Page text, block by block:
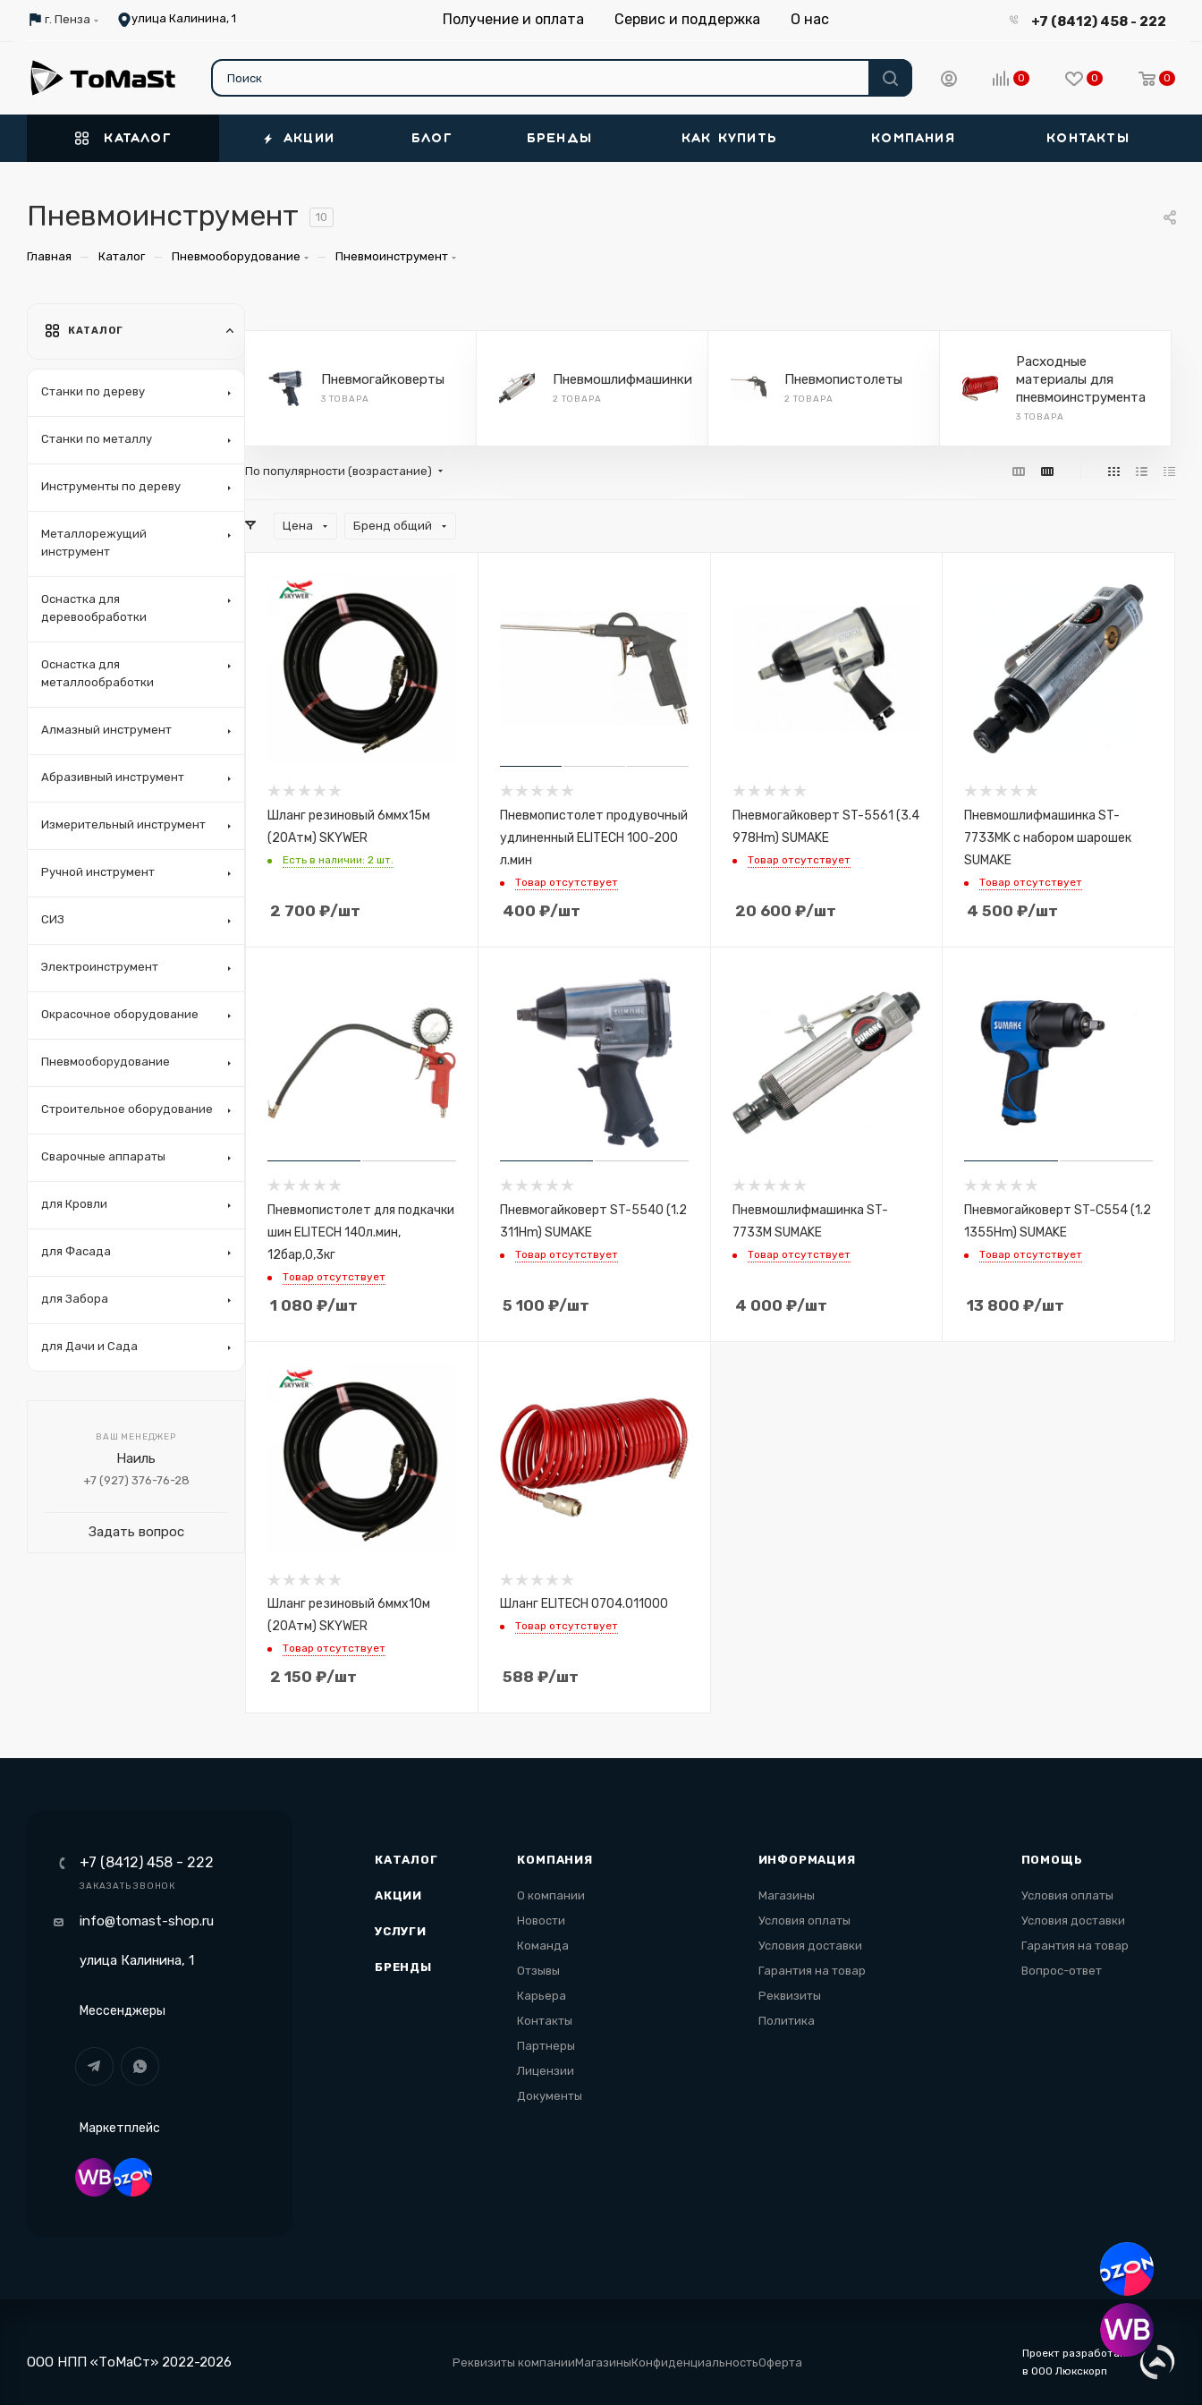
г. Пенза улица Калинина, 1 Получение и оплата Сервис и поддержка О нас +7 (8412) 458 - 222
0 0 0
КАТАЛОГ АКЦИИ БЛОГ БРЕНДЫ КАК КУПИТЬ КОМПАНИЯ КОНТАКТЫ
Пневмоинструмент 10
Главная — Каталог — Пневмооборудование — Пневмоинструмент
Пневмогайковерты
3 ТОВАРА
Пневмошлифмашинки
2 ТОВАРА
Пневмопистолеты
2 ТОВАРА
Расходные
материалы для
пневмоинструмента
3 ТОВАРА
По популярности (возрастание)
Цена Бренд общий
Шланг резиновый 6ммх15м
(20Атм) SKYWER
Есть в наличии: 2 шт.
2 700 ₽/шт
Пневмопистолет продувочный
удлиненный ELITECH 100-200
л.мин
Товар отсутствует
400 ₽/шт
Пневмогайковерт ST-5561 (3.4
978Hm) SUMAKE
Товар отсутствует
20 600 ₽/шт
Пневмошлифмашинка ST-
7733MK с набором шарошек
SUMAKE
Товар отсутствует
4 500 ₽/шт
Пневмопистолет для подкачки
шин ELITECH 140л.мин,
12бар,0,3кг
Товар отсутствует
1 080 ₽/шт
Пневмогайковерт ST-5540 (1.2
311Hm) SUMAKE
Товар отсутствует
5 100 ₽/шт
Пневмошлифмашинка ST-
7733M SUMAKE
Товар отсутствует
4 000 ₽/шт
Пневмогайковерт ST-C554 (1.2
1355Hm) SUMAKE
Товар отсутствует
13 800 ₽/шт
Шланг резиновый 6ммх10м
(20Атм) SKYWER
Товар отсутствует
2 150 ₽/шт
Шланг ELITECH 0704.011000
Товар отсутствует
588 ₽/шт
КАТАЛОГ
Станки по дереву
Станки по металлу
Инструменты по дереву
Металлорежущий
инструмент
Оснастка для
деревообработки
Оснастка для
металлообработки
Алмазный инструмент
Абразивный инструмент
Измерительный инструмент
Ручной инструмент
СИЗ
Электроинструмент
Окрасочное оборудование
Пневмооборудование
Строительное оборудование
Сварочные аппараты
для Кровли
для Фасада
для Забора
для Дачи и Сада
ВАШ МЕНЕДЖЕР
Наиль
+7 (927) 376-76-28
Задать вопрос
+7 (8412) 458 - 222
ЗАКАЗАТЬ ЗВОНОК
info@tomast-shop.ru
улица Калинина, 1
Мессенджеры
Маркетплейс
КАТАЛОГ
АКЦИИ
УСЛУГИ
БРЕНДЫ
КОМПАНИЯ
О компании
Новости
Команда
Отзывы
Карьера
Контакты
Партнеры
Лицензии
Документы
ИНФОРМАЦИЯ
Магазины
Условия оплаты
Условия доставки
Гарантия на товар
Реквизиты
Политика
ПОМОЩЬ
Условия оплаты
Условия доставки
Гарантия на товар
Вопрос-ответ
ООО НПП «ТоМаСт» 2022-2026 Реквизиты компанииМагазиныКонфиденциальностьОферта
Проект разработан
в ООО Люкскорп